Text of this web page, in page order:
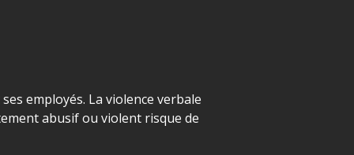
employés. La violence verbale
abusif ou violent risque de